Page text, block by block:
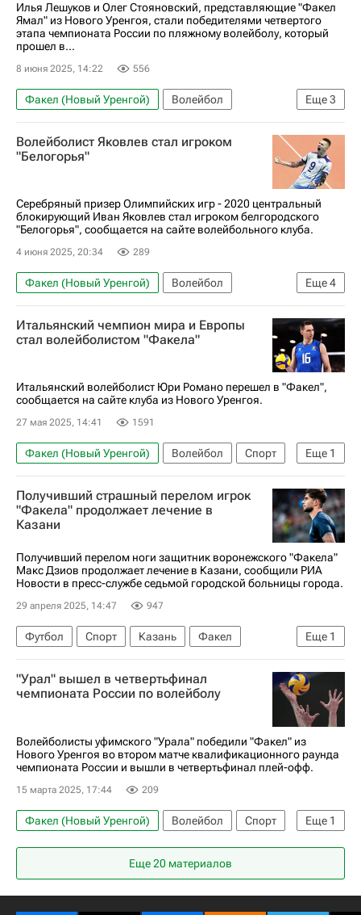
Илья Лешуков и Олег Стояновский, представляющие "Факел
Ямал" из Нового Уренгоя, стали победителями четвертого
этапа чемпионата России по пляжному волейболу, который
прошел в...
8 июня 2025, 14:22 556
Еще3
Факел (Новый Уренгой)
Волейбол
Илья Лешуков
Пляжный волейбол
Зенит (Санкт-Петербург)
Волейболист Яковлев стал игроком
"Белогорья"
Серебряный призер Олимпийских игр - 2020 центральный
блокирующий Иван Яковлев стал игроком белгородского
"Белогорья", сообщается на сайте волейбольного клуба.
4 июня 2025, 20:34 289
Еще4
Факел (Новый Уренгой)
Волейбол
Иван Яковлев
Белогорье (Белгород)
Зенит (Санкт-Петербург)
Спорт
Итальянский чемпион мира и Европы
стал волейболистом "Факела"
Итальянский волейболист Юри Романо перешел в "Факел",
сообщается на сайте клуба из Нового Уренгоя.
27 мая 2025, 14:41 1591
Еще 1
Факел (Новый Уренгой) Волейбол
Спорт
Суперлига (чемпионат России по волейболу среди мужчин)
Получивший страшный перелом игрок
"Факела" продолжает лечение в
Казани
Получивший перелом ноги защитник воронежского "Факела"
Макс Дзиов продолжает лечение в Казани, сообщили РИА
Новости в пресс-службе седьмой городской больницы города.
29 апреля 2025, 14:47 947
Еще 1
Футбол Спорт Казань
Факел
Динамо Москва
"Урал" вышел в четвертьфинал
чемпионата России по волейболу
Волейболисты уфимского "Урала" победили "Факел" из
Нового Уренгоя во втором матче квалификационного раунда
чемпионата России и вышли в четвертьфинал плей-офф.
15 марта 2025, 17:44 209
Еще 1
Факел (Новый Уренгой) Волейбол
Спорт
Динамо-Урал (волейбол)
Еще 20 материалов